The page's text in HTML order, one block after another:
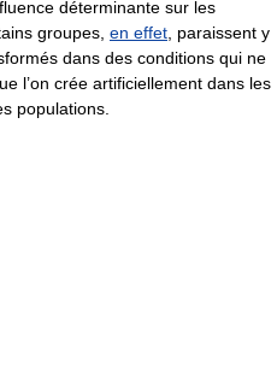
déterminante sur les
groupes, en effet , paraissent y
dans des conditions qui ne
l’on crée artificiellement dans les
populations.